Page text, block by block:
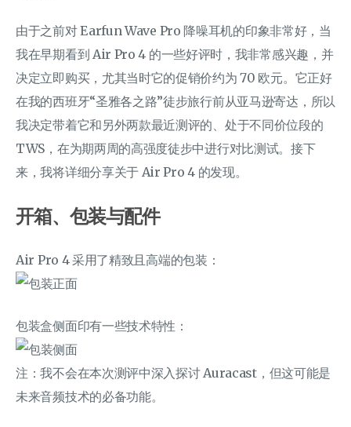
由于之前对 Earfun Wave Pro 降噪耳机的印象非常好，当
我在早期看到 Air Pro 4 的一些好评时，我非常感兴趣，并
决定立即购买，尤其当时它的促销价约为 70 欧元。它正好
在我的西班牙“圣雅各之路”徒步旅行前从亚马逊寄达，所以
我决定带着它和另外两款最近测评的、处于不同价位段的
TWS，在为期两周的高强度徒步中进行对比测试。接下
来，我将详细分享关于 Air Pro 4 的发现。
开箱、包装与配件
Air Pro 4 采用了精致且高端的包装：
包装盒侧面印有一些技术特性：
注：我不会在本次测评中深入探讨 Auracast，但这可能是
未来音频技术的必备功能。